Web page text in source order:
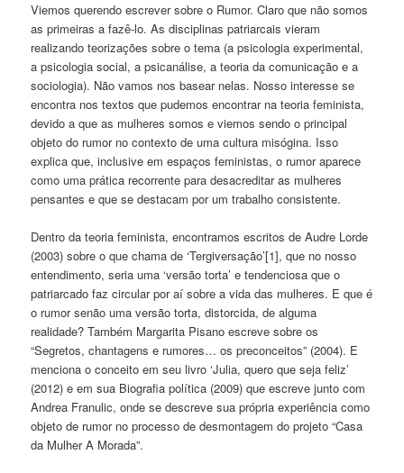
Viemos querendo escrever sobre o Rumor. Claro que não somos
as primeiras a fazê-lo. As disciplinas patriarcais vieram
realizando teorizações sobre o tema (a psicologia experimental,
a psicologia social, a psicanálise, a teoria da comunicação e a
sociologia). Não vamos nos basear nelas. Nosso interesse se
encontra nos textos que pudemos encontrar na teoria feminista,
devido a que as mulheres somos e viemos sendo o principal
objeto do rumor no contexto de uma cultura misógina. Isso
explica que, inclusive em espaços feministas, o rumor aparece
como uma prática recorrente para desacreditar as mulheres
pensantes e que se destacam por um trabalho consistente.
Dentro da teoria feminista, encontramos escritos de Audre Lorde
(2003) sobre o que chama de ‘Tergiversação’[1], que no nosso
entendimento, seria uma ‘versão torta’ e tendenciosa que o
patriarcado faz circular por aí sobre a vida das mulheres. E que é
o rumor senão uma versão torta, distorcida, de alguma
realidade? Também Margarita Pisano escreve sobre os
“Segretos, chantagens e rumores… os preconceitos” (2004). E
menciona o conceito em seu livro ‘Julia, quero que seja feliz’
(2012) e em sua Biografia política (2009) que escreve junto com
Andrea Franulic, onde se descreve sua própria experiência como
objeto de rumor no processo de desmontagem do projeto “Casa
da Mulher A Morada”.